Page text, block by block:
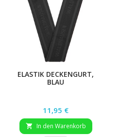
ELASTIK DECKENGURT,
BLAU
Preis
11,95 €
 In den Warenkorb